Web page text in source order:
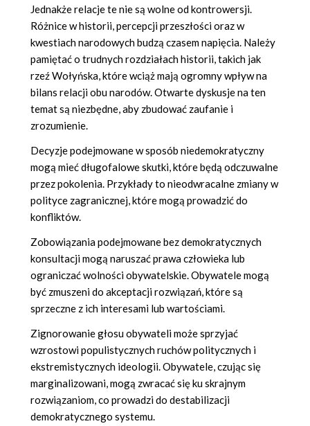
Jednakże relacje te nie są wolne od kontrowersji.
Różnice w historii, percepcji przeszłości oraz w
kwestiach narodowych budzą czasem napięcia. Należy
pamiętać o trudnych rozdziałach historii, takich jak
rzeź Wołyńska, które wciąż mają ogromny wpływ na
bilans relacji obu narodów. Otwarte dyskusje na ten
temat są niezbędne, aby zbudować zaufanie i
zrozumienie.
Decyzje podejmowane w sposób niedemokratyczny
mogą mieć długofalowe skutki, które będą odczuwalne
przez pokolenia. Przykłady to nieodwracalne zmiany w
polityce zagranicznej, które mogą prowadzić do
konfliktów.
Zobowiązania podejmowane bez demokratycznych
konsultacji mogą naruszać prawa człowieka lub
ograniczać wolności obywatelskie. Obywatele mogą
być zmuszeni do akceptacji rozwiązań, które są
sprzeczne z ich interesami lub wartościami.
Zignorowanie głosu obywateli może sprzyjać
wzrostowi populistycznych ruchów politycznych i
ekstremistycznych ideologii. Obywatele, czując się
marginalizowani, mogą zwracać się ku skrajnym
rozwiązaniom, co prowadzi do destabilizacji
demokratycznego systemu.